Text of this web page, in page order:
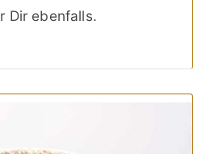
Dir ebenfalls.